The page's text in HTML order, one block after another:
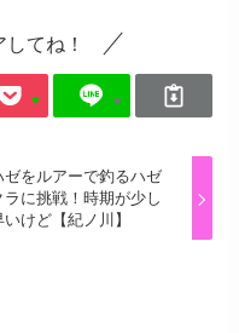
てね！
ゼをルアーで釣るハゼ
ラに挑戦！時期が少し
いけど【紀ノ川】